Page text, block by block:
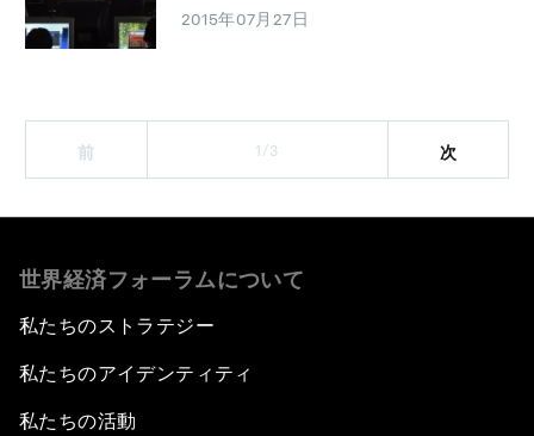
2015年07月27日
前 1/3 次
世界経済フォーラムについて
私たちのストラテジー
私たちのアイデンティティ
私たちの活動